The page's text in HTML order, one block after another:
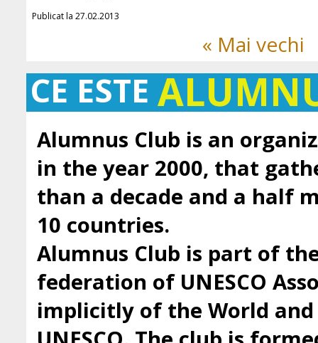
Publicat la 27.02.2013
« Mai vechi
CE ESTE
Alumnus Club is an
in the year 2000, that
than a decade and a half
10 countries.
Alumnus Club is part of
federation of UNESCO
implicitly of the World